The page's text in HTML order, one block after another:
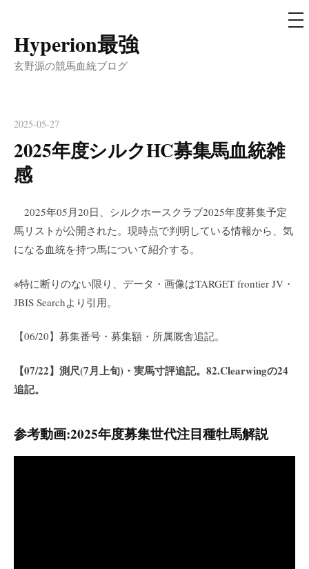
コ
ン
ス
キ
Hyperion最強
玄野源の競馬血統ブログ
メ
ニ
2025-05-27
2025年度シルクHC募集馬血統雑
感
2025年05月20日、シルクホースクラブ2025年度募集予定
馬リストが公開された。現時点で判明している情報から、気
になる血統を持つ馬について紹介する。
※特に断りのない限り、データ・画像はTARGET frontier JV・
JBIS Searchより引用。
【06/20】募集番号・募集額・所属厩舎追記。
【07/22】測尺(7月上旬)・実馬寸評追記。82.Clearwingの24
追記。
参考動画:2025年度募集世代注目種牡馬解説